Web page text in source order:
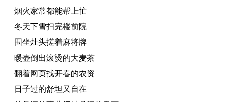
烟火家常都能帮上忙
冬天下雪扫完楼前院
围坐灶头搓着麻将牌
暖壶倒出滚烫的大麦茶
翻着网页找开春的农资
日子过的舒坦又自在